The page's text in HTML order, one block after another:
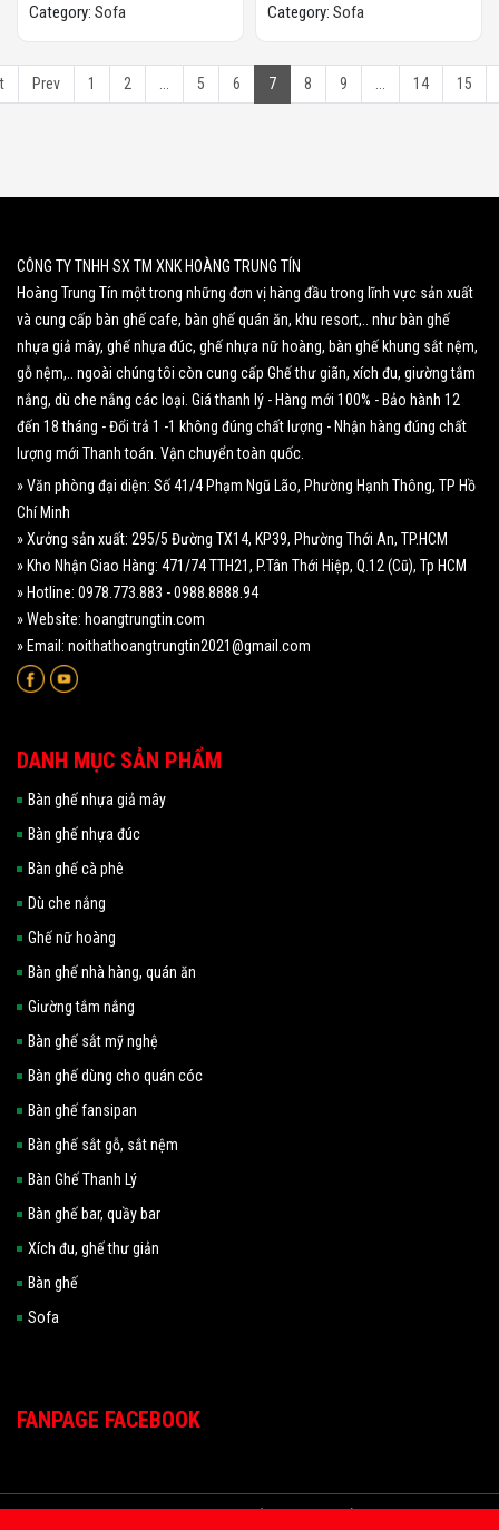
Category: Sofa Category: Sofa
Prev 1 2 5 6 7 8 9 14 15
CÔNG TY TNHH SX TM XNK HOÀNG TRUNG TÍN
Hoàng Trung Tín một trong những đơn vị hàng đầu trong lĩnh vực sản xuất
và cung cấp bàn ghế cafe, bàn ghế quán ăn, khu resort,.. như bàn ghế
nhựa giả mây, ghế nhựa đúc, ghế nhựa nữ hoàng, bàn ghế khung sắt nệm,
gỗ nệm,.. ngoài chúng tôi còn cung cấp Ghế thư giãn, xích đu, giường tắm
nắng, dù che nắng các loại. Giá thanh lý - Hàng mới 100% - Bảo hành 12
đến 18 tháng - Đổi trả 1 -1 không đúng chất lượng - Nhận hàng đúng chất
lượng mới Thanh toán. Vận chuyển toàn quốc.
» Văn phòng đại diện: Số 41/4 Phạm Ngũ Lão, Phường Hạnh Thông, TP Hồ
Chí Minh
» Xưởng sản xuất: 295/5 Đường TX14, KP39, Phường Thới An, TP.HCM
» Kho Nhận Giao Hàng: 471/74 TTH21, P.Tân Thới Hiệp, Q.12 (Cũ), Tp HCM
» Hotline: 0978.773.883 - 0988.8888.94
» Website: hoangtrungtin.com
» Email: noithathoangtrungtin2021@gmail.com
DANH MỤC SẢN PHẨM
Bàn ghế nhựa giả mây
Bàn ghế nhựa đúc
Bàn ghế cà phê
Dù che nắng
Ghế nữ hoàng
Bàn ghế nhà hàng, quán ăn
Giường tắm nắng
Bàn ghế sắt mỹ nghệ
Bàn ghế dùng cho quán cóc
Bàn ghế fansipan
Bàn ghế sắt gỗ, sắt nệm
Bàn Ghế Thanh Lý
Bàn ghế bar, quầy bar
Xích đu, ghế thư giản
Bàn ghế
Sofa
FANPAGE FACEBOOK